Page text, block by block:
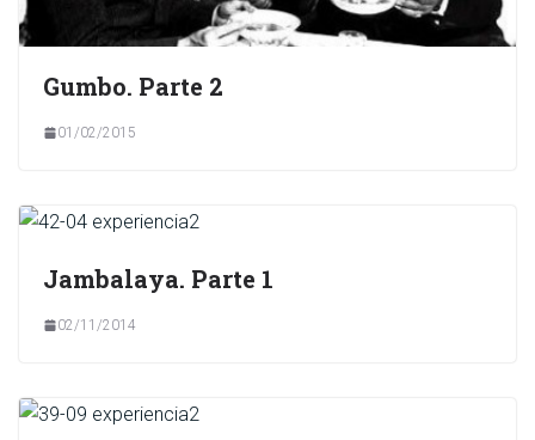
Gumbo. Parte 2
01/02/2015
Jambalaya. Parte 1
02/11/2014